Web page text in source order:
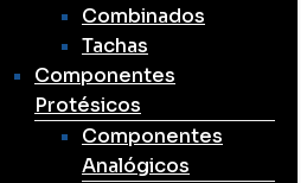
Combinados
Tachas
Componentes
Protésicos
Componentes
Analógicos